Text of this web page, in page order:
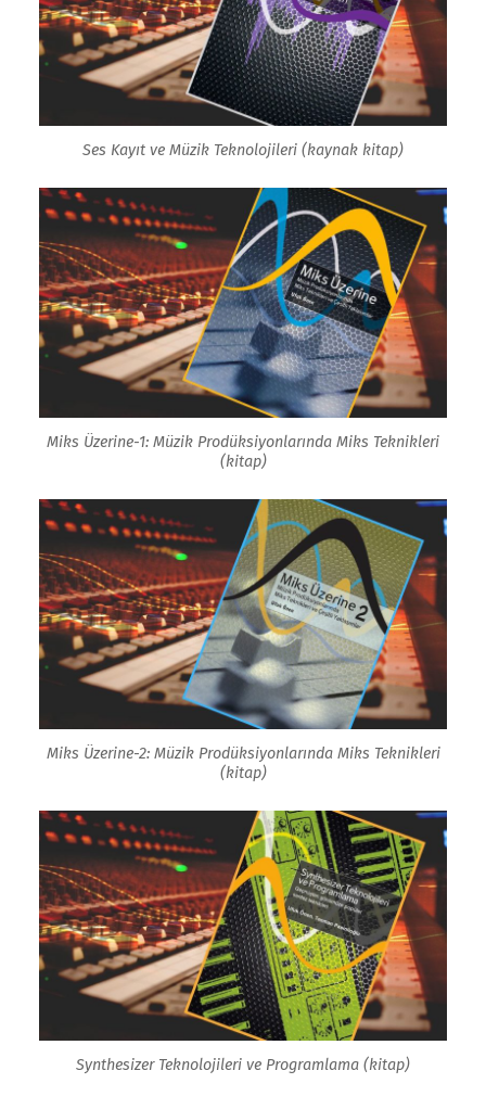
Ses Kayıt ve Müzik Teknolojileri (kaynak kitap)
Miks Üzerine-1: Müzik Prodüksiyonlarında Miks Teknikleri
(kitap)
Miks Üzerine-2: Müzik Prodüksiyonlarında Miks Teknikleri
(kitap)
Synthesizer Teknolojileri ve Programlama (kitap)